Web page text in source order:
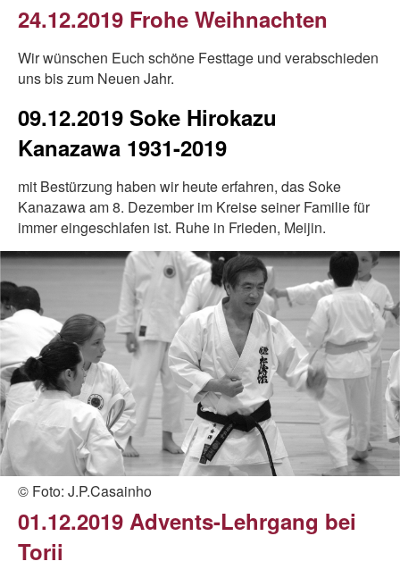
24.12.2019 Frohe Weihnachten
Wir wünschen Euch schöne Festtage und verabschieden
uns bis zum Neuen Jahr.
09.12.2019 Soke Hirokazu
Kanazawa 1931-2019
mit Bestürzung haben wir heute erfahren, das Soke
Kanazawa am 8. Dezember im Kreise seiner Familie für
immer eingeschlafen ist. Ruhe in Frieden, Meijin.
© Foto: J.P.Casainho
01.12.2019 Advents-Lehrgang bei
Torii